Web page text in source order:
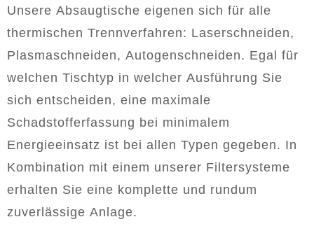
Unsere Absaugtische eigenen sich für alle
thermischen Trennverfahren: Laserschneiden,
Plasmaschneiden, Autogenschneiden. Egal für
welchen Tischtyp in welcher Ausführung Sie
sich entscheiden, eine maximale
Schadstofferfassung bei minimalem
Energieeinsatz ist bei allen Typen gegeben. In
Kombination mit einem unserer Filtersysteme
erhalten Sie eine komplette und rundum
zuverlässige Anlage.